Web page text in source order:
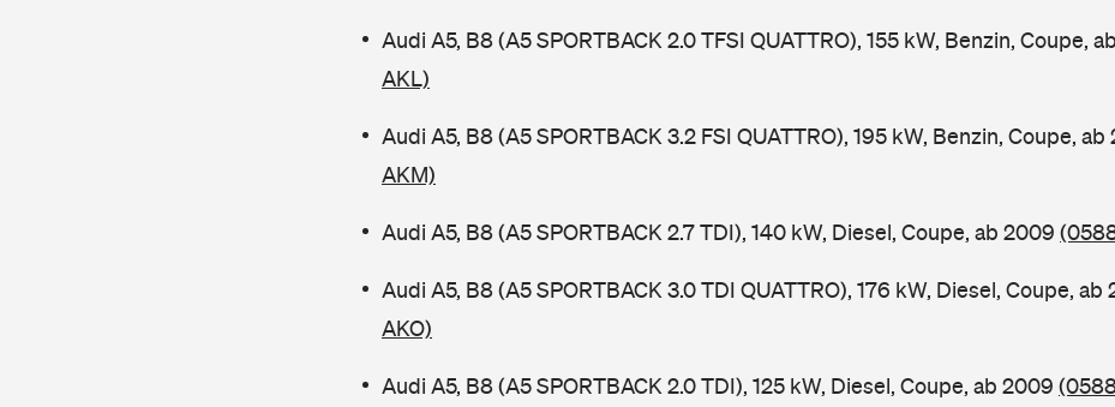
Audi A5, B8 (A5 SPORTBACK 2.0 TFSI QUATTRO), 155 kW, Benzin, Coupe,
AKL)
Audi A5, B8 (A5 SPORTBACK 3.2 FSI QUATTRO), 195 kW, Benzin, Coupe, ab
AKM)
Audi A5, B8 (A5 SPORTBACK 2.7 TDI), 140 kW, Diesel, Coupe, ab 2009
Audi A5, B8 (A5 SPORTBACK 3.0 TDI QUATTRO), 176 kW, Diesel, Coupe, ab
AKO)
Audi A5, B8 (A5 SPORTBACK 2.0 TDI), 125 kW, Diesel, Coupe, ab 2009